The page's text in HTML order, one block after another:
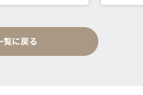
覧に戻る